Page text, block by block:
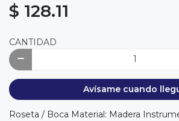
$ 128.11
CANTIDAD
Avísame cuando
Roseta / Boca Material: Madera